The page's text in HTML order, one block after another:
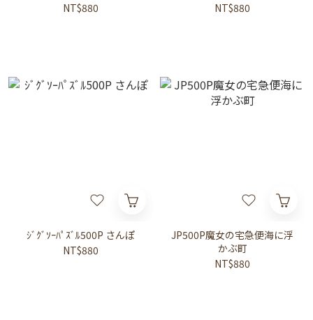
NT$880
NT$880
ｼﾞｸﾞｿｰﾊﾟｽﾞﾙ500P さんぽ
NT$880
JP500P魔女の宅急便海に浮
かぶ町
NT$880